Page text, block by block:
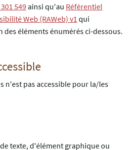
301 549 ainsi qu'au Référentiel
Web (RAWeb) v1 qui
des éléments énumérés ci-dessous.
n'est pas accessible pour la/les
texte, d'élément graphique ou